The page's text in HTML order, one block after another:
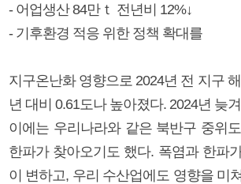
- 어업생산 84만ｔ 전년비 12%↓
- 기후환경 적응 위한 정책 확대를
지구온난화 영향으로 2024년 전 지구
년 대비 0.61도나 높아졌다. 2024년 늦
이에는 우리나라와 같은 북반구 중위
한파가 찾아오기도 했다. 폭염과 한파
이 변하고, 우리 수산업에도 영향을 미